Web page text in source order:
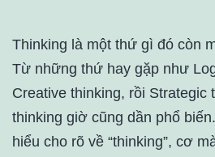
Thinking là một thứ gì đó còn
Từ những thứ hay gặp như
Creative thinking, rồi Strategic
thinking giờ cũng dần phổ
hiểu cho rõ về “thinking”, cơ